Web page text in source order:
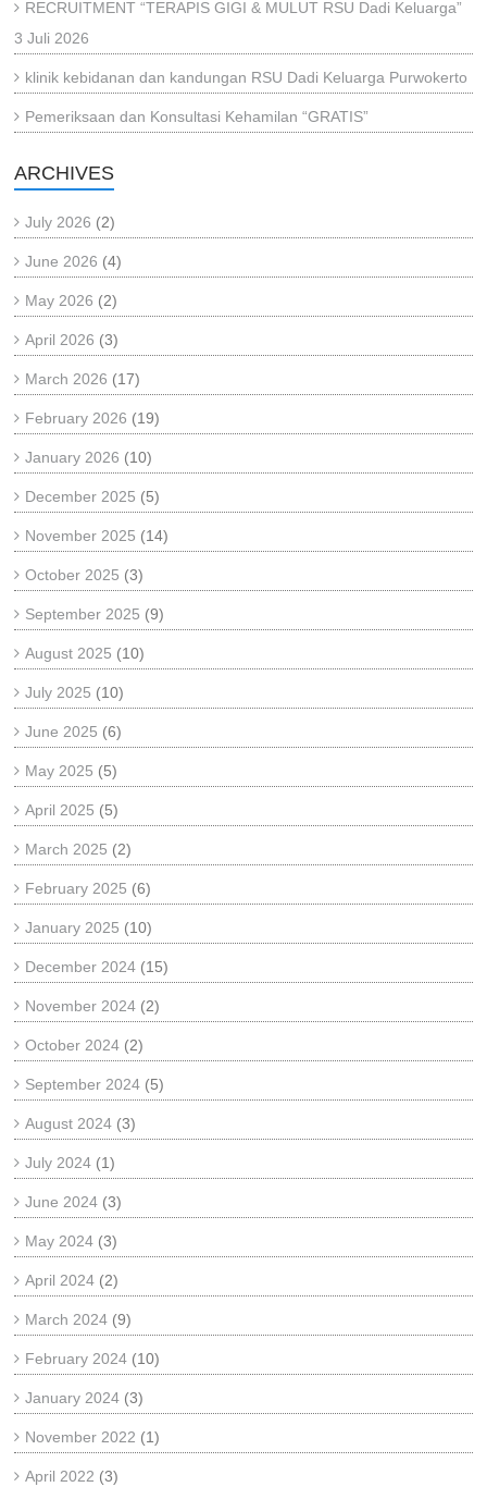
RECRUITMENT “TERAPIS GIGI & MULUT RSU Dadi Keluarga”
3 Juli 2026
klinik kebidanan dan kandungan RSU Dadi Keluarga Purwokerto
Pemeriksaan dan Konsultasi Kehamilan “GRATIS”
ARCHIVES
July 2026 (2)
June 2026 (4)
May 2026 (2)
April 2026 (3)
March 2026 (17)
February 2026 (19)
January 2026 (10)
December 2025 (5)
November 2025 (14)
October 2025 (3)
September 2025 (9)
August 2025 (10)
July 2025 (10)
June 2025 (6)
May 2025 (5)
April 2025 (5)
March 2025 (2)
February 2025 (6)
January 2025 (10)
December 2024 (15)
November 2024 (2)
October 2024 (2)
September 2024 (5)
August 2024 (3)
July 2024 (1)
June 2024 (3)
May 2024 (3)
April 2024 (2)
March 2024 (9)
February 2024 (10)
January 2024 (3)
November 2022 (1)
April 2022 (3)